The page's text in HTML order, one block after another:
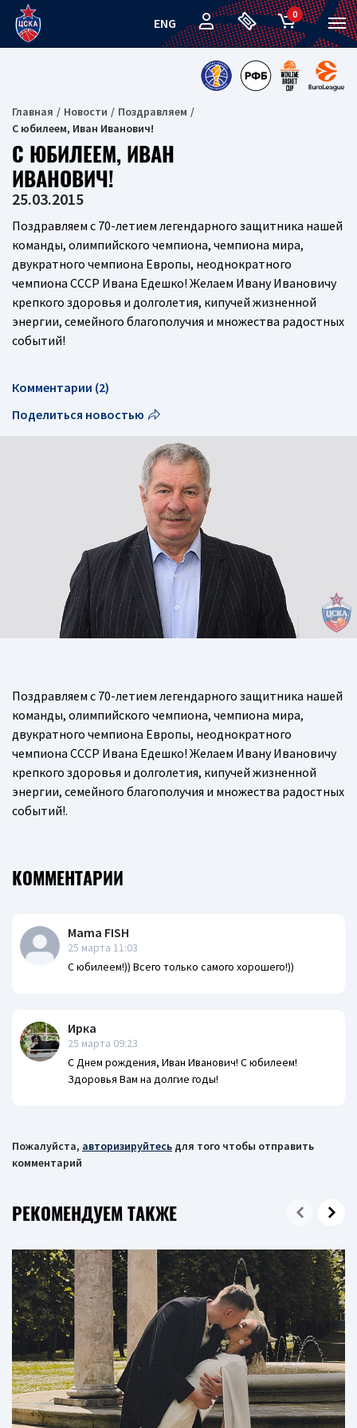
ENG
0
Главная Новости
Поздравляем
С юбилеем, Иван Иванович!
С ЮБИЛЕЕМ, ИВАН
ИВАНОВИЧ!
25.03.2015
Поздравляем с 70-летием легендарного защитника нашей
команды, олимпийского чемпиона, чемпиона мира,
двукратного чемпиона Европы, неоднократного
чемпиона СССР Ивана Едешко! Желаем Ивану Ивановичу
крепкого здоровья и долголетия, кипучей жизненной
энергии, семейного благополучия и множества радостных
событий!
Комментарии (2)
Поделиться новостью
Поздравляем с 70-летием легендарного защитника нашей
команды, олимпийского чемпиона, чемпиона мира,
двукратного чемпиона Европы, неоднократного
чемпиона СССР Ивана Едешко! Желаем Ивану Ивановичу
крепкого здоровья и долголетия, кипучей жизненной
энергии, семейного благополучия и множества радостных
событий!.
КОММЕНТАРИИ
Mama FISH
25 марта 11:03
С юбилеем!)) Всего только самого хорошего!))
Ирка
25 марта 09:23
С Днем рождения, Иван Иванович! С юбилеем!
Здоровья Вам на долгие годы!
Пожалуйста, авторизируйтесь для того чтобы отправить
комментарий
РЕКОМЕНДУЕМ ТАКЖЕ